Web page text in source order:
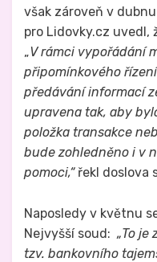
však zároveň v
pro Lidovky.cz uvedl,
„V rámci vypořádání
připomínkového
předávání informací
upravena tak, aby
položka transakce
bude zohledněno i v
pomoci,“řekl doslova
Naposledy v květnu
Nejvyšší soud: „To
tzv. bankovního